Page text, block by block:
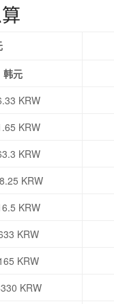
韩元
KRW
KRW
KRW
KRW
KRW
KRW
KRW
KRW